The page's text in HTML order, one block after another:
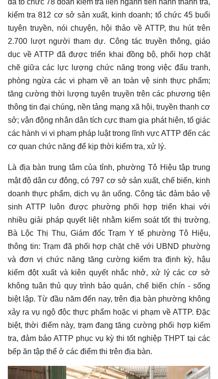
kiểm tra 812 cơ sở sản xuất, kinh doanh; tổ chức 45 buổi
tuyên truyền, nói chuyện, hội thảo về ATTP, thu hút trên
2.700 lượt người tham dự. Công tác truyền thông, giáo
dục về ATTP đã được triển khai đồng bộ, phối hợp chặt
chẽ giữa các lực lượng chức năng trong việc đấu tranh,
phòng ngừa các vi phạm về an toàn vệ sinh thực phẩm;
tăng cường thời lượng tuyên truyền trên các phương tiện
thông tin đại chúng, nền tảng mạng xã hội, truyền thanh cơ
sở; vận động nhân dân tích cực tham gia phát hiện, tố giác
các hành vi vi phạm pháp luật trong lĩnh vực ATTP đến các
cơ quan chức năng để kịp thời kiểm tra, xử lý.
Là địa bàn trung tâm của tỉnh, phường Tô Hiệu tập trung
mật độ dân cư đông, có 797 cơ sở sản xuất, chế biến, kinh
doanh thực phẩm, dịch vụ ăn uống. Công tác đảm bảo vệ
sinh ATTP luôn được phường phối hợp triển khai với
nhiều giải pháp quyết liệt nhằm kiểm soát tốt thị trường.
Bà Lộc Thị Thu, Giám đốc Trạm Y tế phường Tô Hiệu,
thông tin: Trạm đã phối hợp chặt chẽ với UBND phường
và đơn vị chức năng tăng cường kiểm tra định kỳ, hậu
kiểm đột xuất và kiên quyết nhắc nhở, xử lý các cơ sở
không tuân thủ quy trình bảo quản, chế biến chín - sống
biệt lập. Từ đầu năm đến nay, trên địa bàn phường không
xảy ra vụ ngộ độc thực phẩm hoặc vi phạm về ATTP. Đặc
biệt, thời điểm này, trạm đang tăng cường phối hợp kiểm
tra, đảm bảo ATTP phục vụ kỳ thi tốt nghiệp THPT tại các
bếp ăn tập thể ở các điểm thi trên địa bàn.